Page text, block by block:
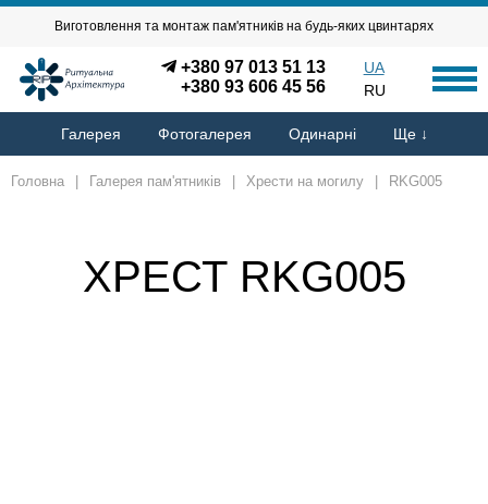
Виготовлення та монтаж пам'ятників на будь-яких цвинтарях
+380 97 013 51 13
+380 93 606 45 56
UA
RU
Галерея Фотогалерея Одинарні Ще ↓
Головна Галерея пам'ятників Хрести на могилу RKG005
ХРЕСТ RKG005